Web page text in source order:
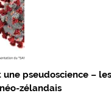
pseudoscience –
zélandais